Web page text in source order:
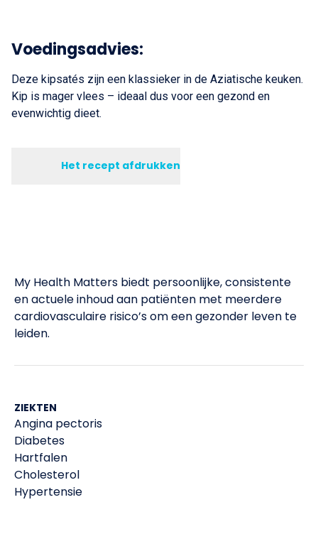
Voedingsadvies:
Deze kipsatés zijn een klassieker in de Aziatische keuken.
Kip is mager vlees – ideaal dus voor een gezond en
evenwichtig dieet.
Het recept afdrukken
My Health Matters biedt persoonlijke, consistente
en actuele inhoud aan patiënten met meerdere
cardiovasculaire risico’s om een gezonder leven te
leiden.​
ZIEKTEN
Angina pectoris
Diabetes
Hartfalen
Cholesterol
Hypertensie